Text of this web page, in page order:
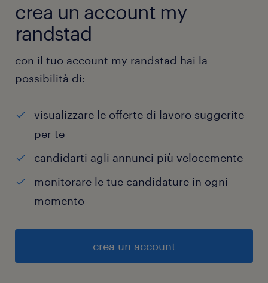
crea un account my
randstad
con il tuo account my randstad hai la
possibilità di:
visualizzare le offerte di lavoro suggerite
per te
candidarti agli annunci più velocemente
monitorare le tue candidature in ogni
momento
crea un account